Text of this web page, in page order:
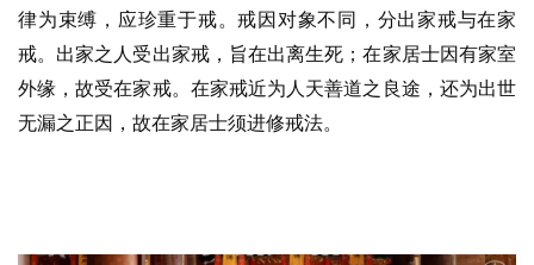
律为束缚，应珍重于戒。戒因对象不同，分出家戒与在家
戒。出家之人受出家戒，旨在出离生死；在家居士因有家室
外缘，故受在家戒。在家戒近为人天善道之良途，还为出世
无漏之正因，故在家居士须进修戒法。